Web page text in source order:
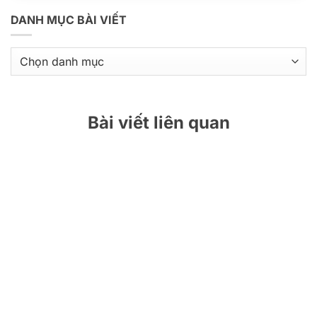
DANH MỤC BÀI VIẾT
mục
bài
Bài viết liên quan